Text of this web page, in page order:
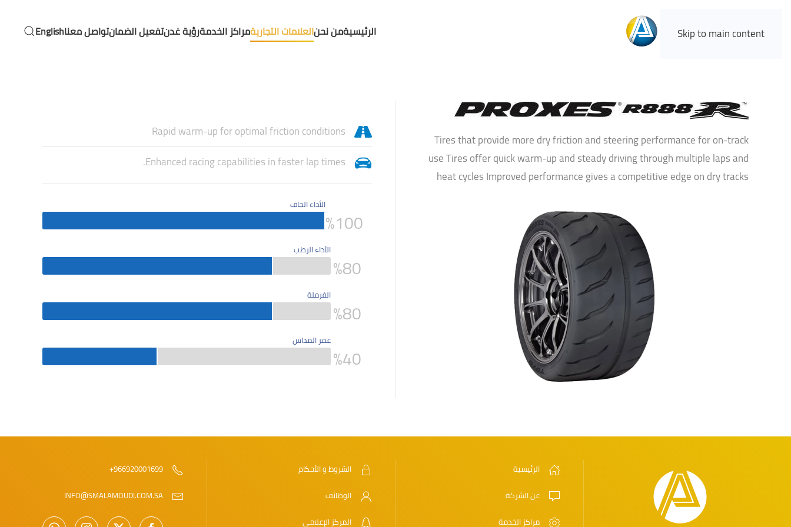
Skip to main content الرئيسيةمن نحنالعلامات التجاريةمراكز الخدمةرؤية غدنتفعيل الضمانتواصل معناEnglish
Tires that provide more dry friction and steering performance for on-track
use Tires offer quick warm-up and steady driving through multiple laps and
heat cycles Improved performance gives a competitive edge on dry tracks
Rapid warm-up for optimal friction conditions
Enhanced racing capabilities in faster lap times.
100
%
الأداء الجاف
80
%
الأداء الرطب
80
%
الفرملة
40
%
عمر المداس
الرئيسية
عن الشركة
مراكز الخدمة
الشروط و الأحكام
الوظائف
المركز الإعلامي
966920001699+
INFO@SMALAMOUDI.COM.SA